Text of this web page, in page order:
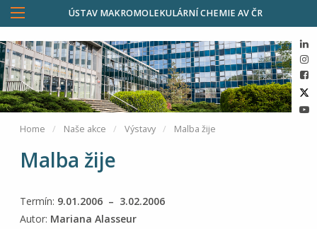
ÚSTAV MAKROMOLEKULÁRNÍ CHEMIE AV ČR
Home Naše akce Výstavy Malba žije
Malba žije
Termín: 9.01.2006 – 3.02.2006
Autor: Mariana Alasseur